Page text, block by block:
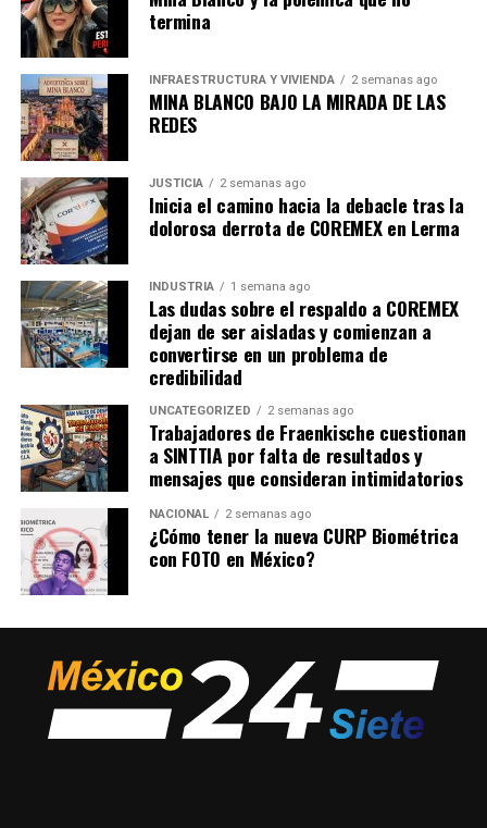
termina
INFRAESTRUCTURA Y VIVIENDA 2 semanas ago
MINA BLANCO BAJO LA MIRADA DE LAS
REDES
JUSTICIA 2 semanas ago
Inicia el camino hacia la debacle tras la
dolorosa derrota de COREMEX en Lerma
INDUSTRIA 1 semana ago
Las dudas sobre el respaldo a COREMEX
dejan de ser aisladas y comienzan a
convertirse en un problema de
credibilidad
UNCATEGORIZED 2 semanas ago
Trabajadores de Fraenkische cuestionan
a SINTTIA por falta de resultados y
mensajes que consideran intimidatorios
NACIONAL 2 semanas ago
¿Cómo tener la nueva CURP Biométrica
con FOTO en México?